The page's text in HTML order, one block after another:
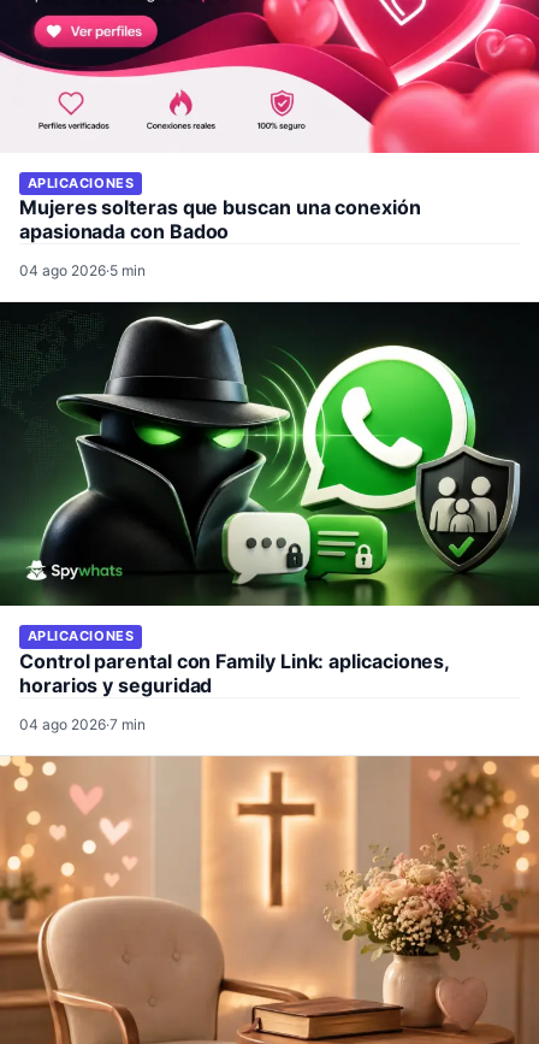
APLICACIONES
Mujeres solteras que buscan una conexión
apasionada con Badoo
04 ago 2026·5 min
APLICACIONES
Control parental con Family Link: aplicaciones,
horarios y seguridad
04 ago 2026·7 min